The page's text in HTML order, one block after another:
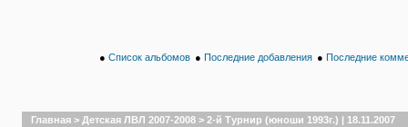
● Список альбомов ● Последние добавления ● Последние
Главная > Детская ЛВЛ 2007-2008 > 2-й Турнир (юноши 1993г.) | 18.11.2007